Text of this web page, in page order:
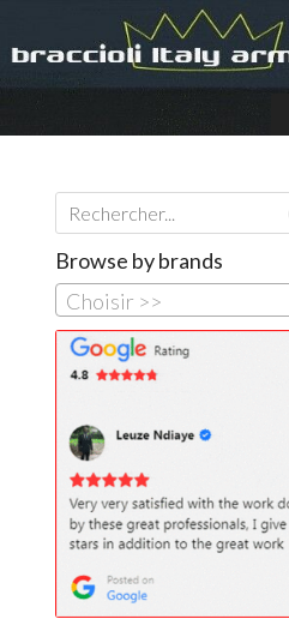
Browse by brands
Choisir >>